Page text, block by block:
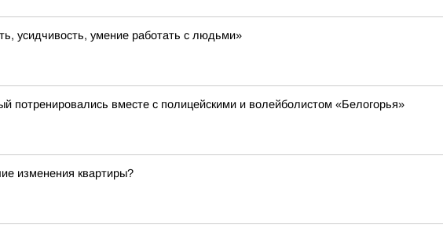
усидчивость, умение работать с людьми»
потренировались вместе с полицейскими и волейболистом «Белогорья»
изменения квартиры?